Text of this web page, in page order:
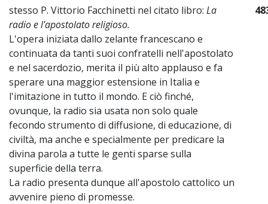
stesso P. Vittorio Facchinetti nel citato libro: La
radio e l'apostolato religioso.
L'opera iniziata dallo zelante francescano e
continuata da tanti suoi confratelli nell'apostolato
e nel sacerdozio, merita il più alto applauso e fa
sperare una maggior estensione in Italia e
l'imitazione in tutto il mondo. E ciò finché,
ovunque, la radio sia usata non solo quale
fecondo strumento di diffusione, di educazione, di
civiltà, ma anche e specialmente per predicare la
divina parola a tutte le genti sparse sulla
superficie della terra.
La radio presenta dunque all'apostolo cattolico un
avvenire pieno di promesse.